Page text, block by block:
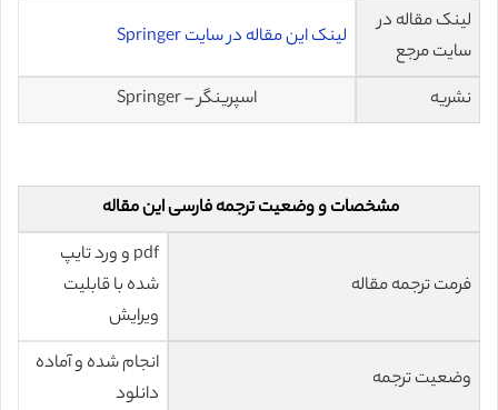
لینک مقاله در
سایت مرجع
لینک این مقاله در سایت Springer
نشریه اسپرینگر – Springer
مشخصات و وضعیت ترجمه فارسی این مقاله
فرمت ترجمه مقاله
pdf و ورد تایپ
شده با قابلیت
ویرایش
وضعیت ترجمه
انجام شده و آماده
دانلود